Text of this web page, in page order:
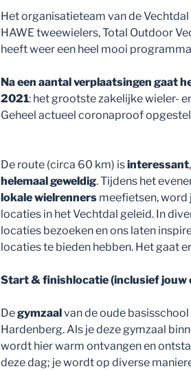
Het organisatieteam van de
HAWE tweewielers, Total Outdoor
heeft weer een heel mooi
Na een aantal verplaatsingen gaat
2021: het grootste zakelijke wieler-
Geheel actueel coronaproof
De route (circa 60 km) isinteressant
helemaal geweldig. Tijdens het
lokale wielrenners meefietsen, word
locaties in het Vechtdal geleid. In
locaties bezoeken en ons laten
locaties te bieden hebben. Het gaat
Start & finishlocatie (inclusief
Degymzaal van de oude
Hardenberg. Als je deze gymzaal
wordt hier warm ontvangen en
deze dag; je wordt op diverse